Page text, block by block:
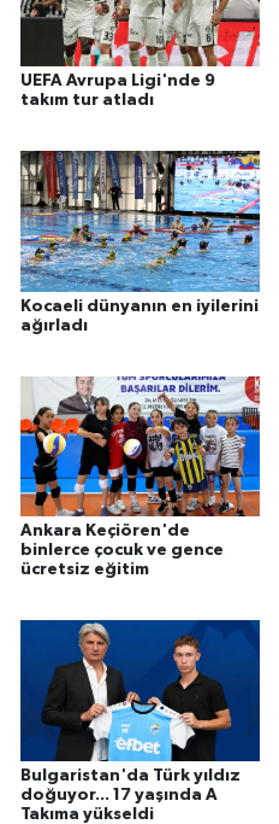
UEFA Avrupa Ligi'nde 9
takım tur atladı
Kocaeli dünyanın en iyilerini
ağırladı
Ankara Keçiören'de
binlerce çocuk ve gence
ücretsiz eğitim
Bulgaristan'da Türk yıldız
doğuyor... 17 yaşında A
Takıma yükseldi